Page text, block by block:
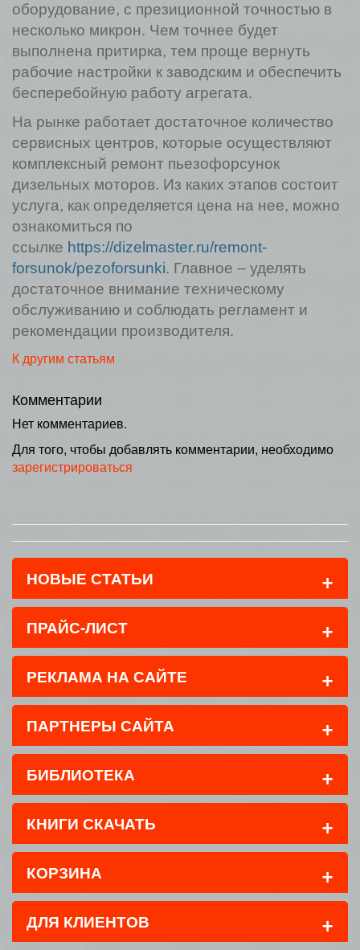
оборудование, с презиционной точностью в
несколько микрон. Чем точнее будет
выполнена притирка, тем проще вернуть
рабочие настройки к заводским и обеспечить
бесперебойную работу агрегата.
На рынке работает достаточное количество
сервисных центров, которые осуществляют
комплексный ремонт пьезофорсунок
дизельных моторов. Из каких этапов состоит
услуга, как определяется цена на нее, можно
ознакомиться по
ссылке https://dizelmaster.ru/remont-
forsunok/pezoforsunki. Главное – уделять
достаточное внимание техническому
обслуживанию и соблюдать регламент и
рекомендации производителя.
К другим статьям
Комментарии
Нет комментариев.
Для того, чтобы добавлять комментарии, необходимо
зарегистрироваться
НОВЫЕ СТАТЬИ +
ПРАЙС-ЛИСТ +
РЕКЛАМА НА САЙТЕ +
ПАРТНЕРЫ САЙТА +
БИБЛИОТЕКА +
КНИГИ СКАЧАТЬ +
КОРЗИНА +
ДЛЯ КЛИЕНТОВ +